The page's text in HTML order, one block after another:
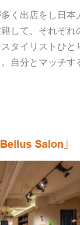
く出店をし日本
して、それぞ
タイリストひ
自分とマッチ